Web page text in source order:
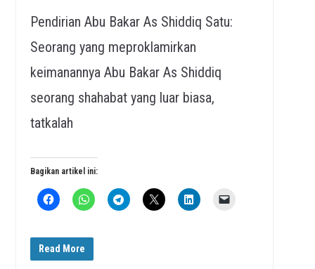
Pendirian Abu Bakar As Shiddiq Satu:
Seorang yang meproklamirkan
keimanannya Abu Bakar As Shiddiq
seorang shahabat yang luar biasa,
tatkalah
Bagikan artikel ini:
Read More